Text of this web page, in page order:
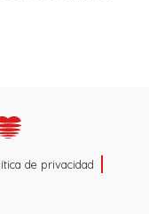
de privacidad